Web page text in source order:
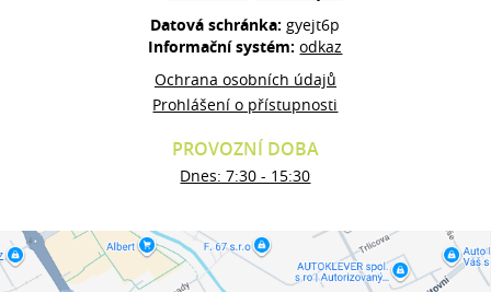
Datová schránka:gyejt6p
Informační systém:odkaz
Ochrana osobních údajů
Prohlášení o přístupnosti
PROVOZNÍ DOBA
Dnes: 7:30 - 15:30